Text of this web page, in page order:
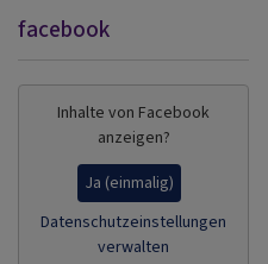
facebook
Inhalte von Facebook
anzeigen?
Ja (einmalig)
Datenschutzeinstellungen
verwalten